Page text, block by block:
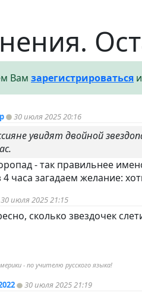
Вам зарегистрироваться
30 июля 2025 20:16
увидят двойной
- так правильнее
4 часа загадаем желание:
30 июля 2025 21:15
сколько звездочек
- по учителю русского языка!
30 июля 2025 21:19